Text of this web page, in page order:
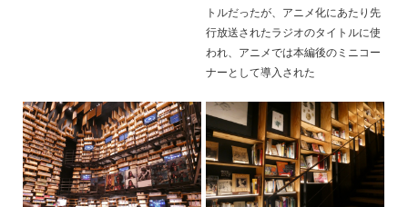
トルだったが、アニメ化にあたり先
行放送されたラジオのタイトルに使
われ、アニメでは本編後のミニコー
ナーとして導入された